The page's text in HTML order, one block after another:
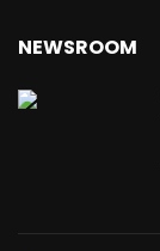
NEWSROOM